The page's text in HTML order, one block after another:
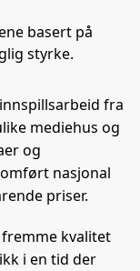
basert på
styrke.
fra
mediehus og
og
nasjonal
priser.
kvalitet
i en tid der